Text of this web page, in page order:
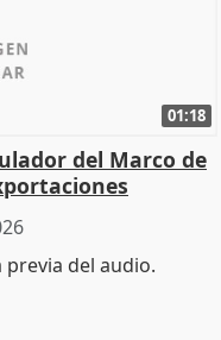
01:18
del Marco de